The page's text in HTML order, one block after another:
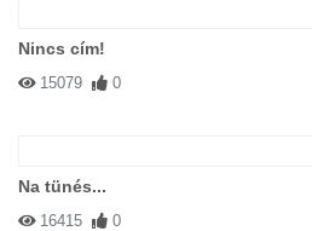
Nincs cím!
15079 0
Na tünés...
16415 0